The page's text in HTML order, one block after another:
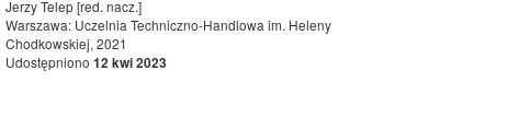
Jerzy Telep [red. nacz.]
Warszawa: Uczelnia Techniczno-Handlowa im. Heleny
Chodkowskiej, 2021
Udostępniono12 kwi 2023